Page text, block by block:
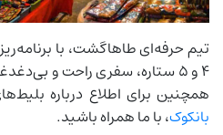
تیم حرفه‌ای طاهاگشت، با
4 و 5 ستاره، سفری راحت و
همچنین برای اطلاع درباره
بانکوک، با ما همراه باشید.